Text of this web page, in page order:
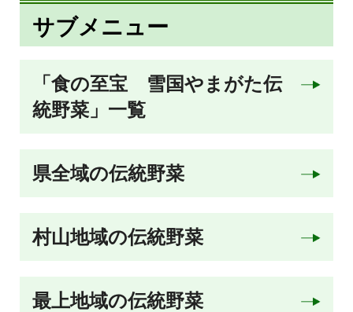
サブメニュー
「食の至宝 雪国やまがた伝
統野菜」一覧
県全域の伝統野菜
村山地域の伝統野菜
最上地域の伝統野菜